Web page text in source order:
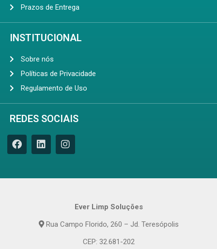
Prazos de Entrega
INSTITUCIONAL
Sobre nós
Políticas de Privacidade
Regulamento de Uso
REDES SOCIAIS
Ever Limp Soluções
Rua Campo Florido, 260 – Jd. Teresópolis
CEP: 32.681-202